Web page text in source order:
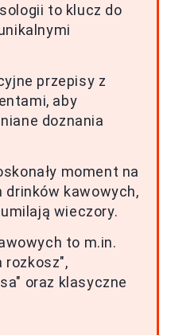
to klucz do
przepisy z
aby
doznania
moment na
drinków kawowych,
wieczory.
to m.in.
rozkosz",
oraz klasyczne